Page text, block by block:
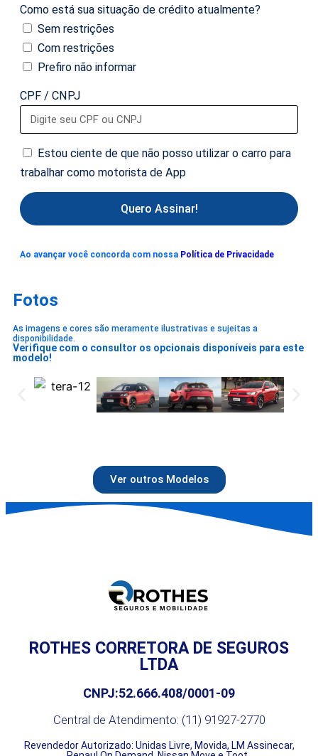
Como está sua situação de crédito atualmente?
Sem restrições
Com restrições
Prefiro não informar
CPF / CNPJ
Estou ciente de que não posso utilizar o carro para
trabalhar como motorista de App
Quero Assinar!
Ao avançar você concorda com nossa Política de Privacidade
Fotos
As imagens e cores são meramente ilustrativas e sujeitas a
disponibilidade.
Verifique com o consultor os opcionais disponíveis para este
modelo!
Ver outros Modelos
ROTHES CORRETORA DE SEGUROS
LTDA
CNPJ:52.666.408/0001-09
Central de Atendimento: (11) 91927-2770
Revendedor Autorizado: Unidas Livre, Movida, LM Assinecar,